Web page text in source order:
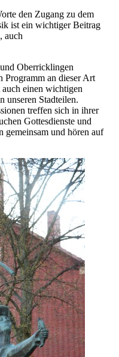
den Zugang zu dem
ist ein wichtiger Beitrag
auch
Oberricklingen
Programm an dieser Art
einen wichtigen
unseren Stadteilen.
treffen sich in ihrer
Gottesdienste und
gemeinsam und hören auf